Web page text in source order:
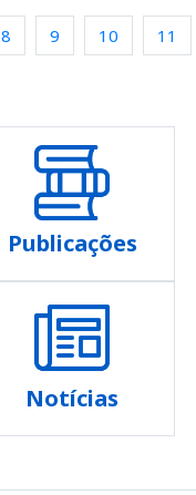
8 9 10 11
Publicações
Notícias